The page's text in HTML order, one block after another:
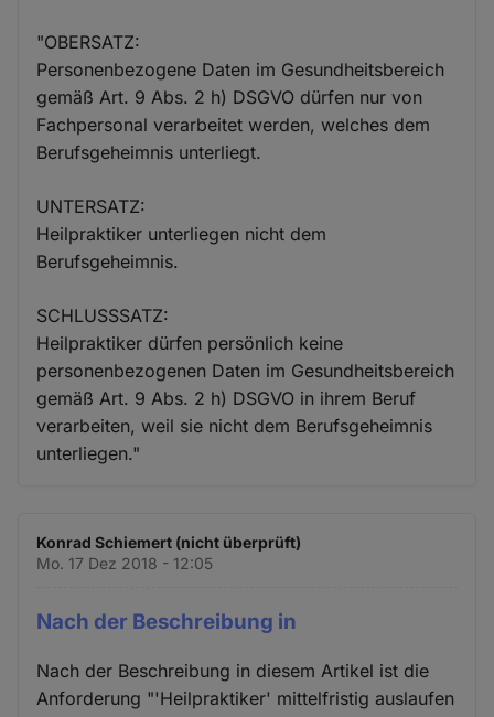
"OBERSATZ:
Personenbezogene Daten im Gesundheitsbereich
gemäß Art. 9 Abs. 2 h) DSGVO dürfen nur von
Fachpersonal verarbeitet werden, welches dem
Berufsgeheimnis unterliegt.
UNTERSATZ:
Heilpraktiker unterliegen nicht dem
Berufsgeheimnis.
SCHLUSSSATZ:
Heilpraktiker dürfen persönlich keine
personenbezogenen Daten im Gesundheitsbereich
gemäß Art. 9 Abs. 2 h) DSGVO in ihrem Beruf
verarbeiten, weil sie nicht dem Berufsgeheimnis
unterliegen."
Konrad Schiemert (nicht überprüft)
Mo. 17 Dez 2018 - 12:05
Nach der Beschreibung in
Nach der Beschreibung in diesem Artikel ist die
Anforderung "'Heilpraktiker' mittelfristig auslaufen